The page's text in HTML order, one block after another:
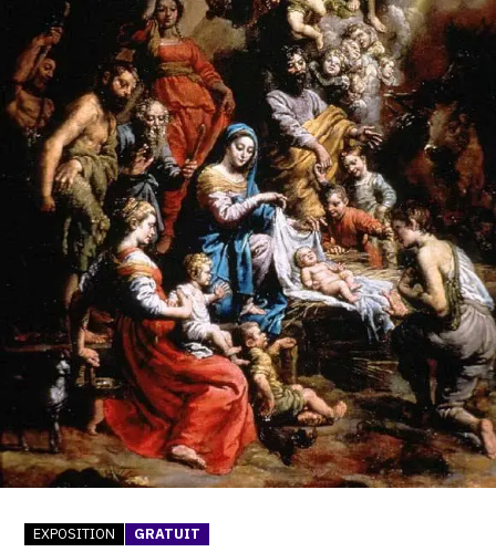
SERVICES
CRÉER SON CATALOGUE RAISONNÉ
ABONNEMENTS DÉDIÉS AUX GALERISTES
CRÉER SON SITE ARTISTE
CRÉER SON CATALOGUE D'EXPO
PUBLIER SES EXPOSITIONS
DEVENIR CONTRIBUTEUR
À PROPOS
L'ÉQUIPE OAM
À PROPOS D'OAM
CONTACT
EXPOSITION GRATUIT